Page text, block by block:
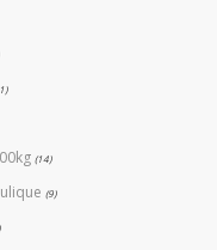
(14)
(9)